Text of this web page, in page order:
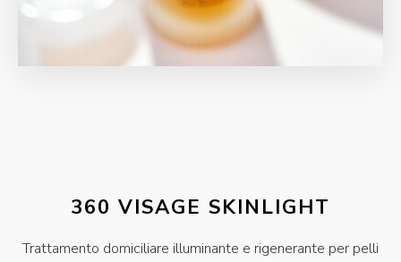
360 VISAGE SKINLIGHT
Trattamento domiciliare illuminante e rigenerante per pelli